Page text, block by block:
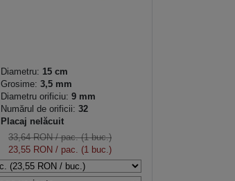
Diametru: 15 cm
Grosime: 3,5 mm
Diametru orificiu: 9 mm
Numărul de orificii: 32
Placaj nelăcuit
33,64 RON/ pac. (1 buc.)
23,55 RON / pac. (1 buc.)